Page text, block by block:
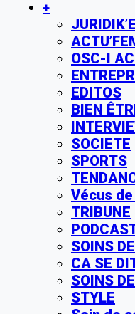
+
OSC-I
EDITOS
BIEN
SOCIETE
SPORTS
Vécus
TRIBUNE
SOINS
CA SE
SOINS
STYLE